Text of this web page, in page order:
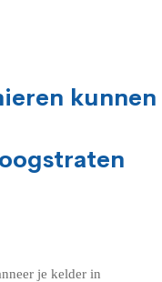
kunnen
je kelder in